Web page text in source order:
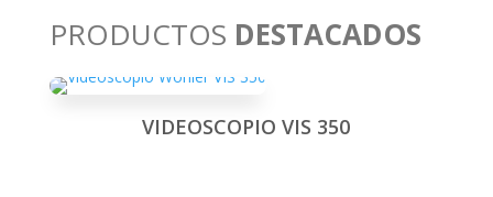
PRODUCTOS DESTACADOS
VIDEOSCOPIO VIS 350